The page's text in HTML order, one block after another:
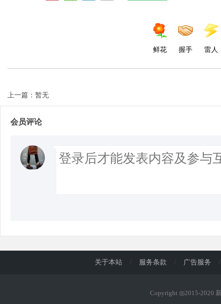
鲜花 握手 雷人
上一篇：暂无
会员评论
关于本站 / 服务条款 / 广告服务 /
Copyright ◎2015-2020